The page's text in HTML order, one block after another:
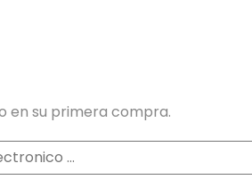
en su primera compra.